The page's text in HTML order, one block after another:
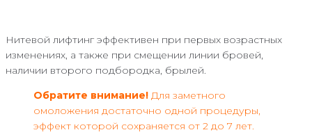
Нитевой лифтинг эффективен при первых возрастных
изменениях, а также при смещении линии бровей,
наличии второго подбородка, брылей.
Обратите внимание! Для заметного
омоложения достаточно одной процедуры,
эффект которой сохраняется от 2 до 7 лет.